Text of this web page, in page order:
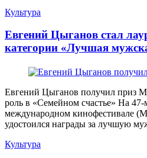
Категории
Культура
Евгений Цыганов стал
категории «Лучшая
Евгений Цыганов получил
роль в «Семейном счастье» На
международном кинофестивале
удостоился награды за лучшую
Категории
Культура